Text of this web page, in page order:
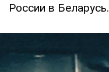
России в Беларусь.